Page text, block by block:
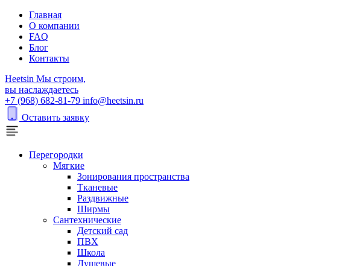
Главная
О компании
FAQ
Блог
Контакты
Heetsin Мы строим,
вы наслаждаетесь
+7 (968) 682-81-79 info@heetsin.ru
Оставить заявку
Перегородки
Мягкие
Зонирования пространства
Тканевые
Раздвижные
Ширмы
Сантехнические
Детский сад
ПВХ
Школа
Душевые